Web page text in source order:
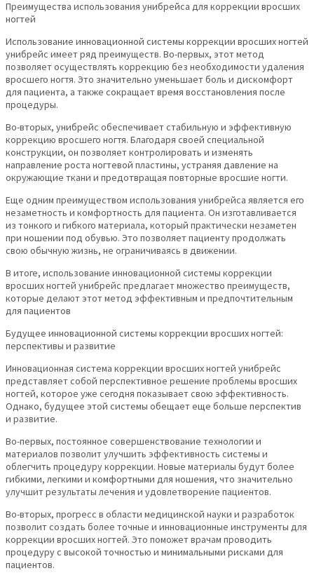
Преимущества использования унибрейса для коррекции вросших
ногтей
Использование инновационной системы коррекции вросших ногтей
унибрейс имеет ряд преимуществ. Во-первых, этот метод
позволяет осуществлять коррекцию без необходимости удаления
вросшего ногтя. Это значительно уменьшает боль и дискомфорт
для пациента, а также сокращает время восстановления после
процедуры.
Во-вторых, унибрейс обеспечивает стабильную и эффективную
коррекцию вросшего ногтя. Благодаря своей специальной
конструкции, он позволяет контролировать и изменять
направление роста ногтевой пластины, устраняя давление на
окружающие ткани и предотвращая повторные вросшие ногти.
Еще одним преимуществом использования унибрейса является его
незаметность и комфортность для пациента. Он изготавливается
из тонкого и гибкого материала, который практически незаметен
при ношении под обувью. Это позволяет пациенту продолжать
свою обычную жизнь, не ограничиваясь в движении.
В итоге, использование инновационной системы коррекции
вросших ногтей унибрейс предлагает множество преимуществ,
которые делают этот метод эффективным и предпочтительным
для пациентов
Будущее инновационной системы коррекции вросших ногтей:
перспективы и развитие
Инновационная система коррекции вросших ногтей унибрейс
представляет собой перспективное решение проблемы вросших
ногтей, которое уже сегодня показывает свою эффективность.
Однако, будущее этой системы обещает еще больше перспектив
и развитие.
Во-первых, постоянное совершенствование технологии и
материалов позволит улучшить эффективность системы и
облегчить процедуру коррекции. Новые материалы будут более
гибкими, легкими и комфортными для ношения, что значительно
улучшит результаты лечения и удовлетворение пациентов.
Во-вторых, прогресс в области медицинской науки и разработок
позволит создать более точные и инновационные инструменты для
коррекции вросших ногтей. Это поможет врачам проводить
процедуру с высокой точностью и минимальными рисками для
пациентов.